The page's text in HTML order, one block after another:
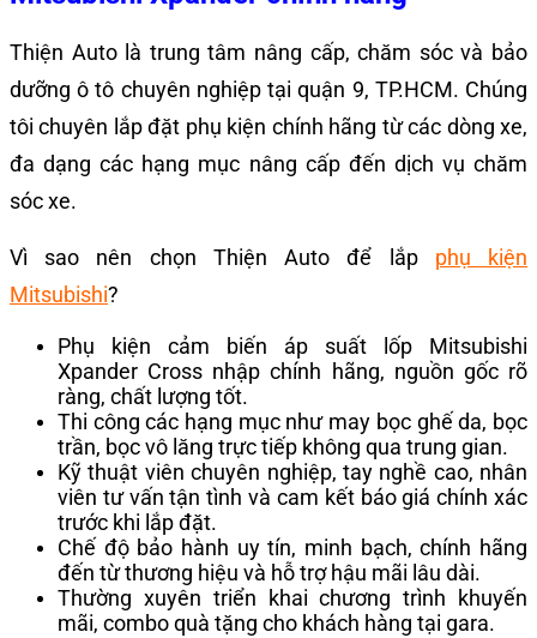
Thiện Auto là trung tâm nâng cấp, chăm sóc và bảo
dưỡng ô tô chuyên nghiệp tại quận 9, TP.HCM. Chúng
tôi chuyên lắp đặt phụ kiện chính hãng từ các dòng xe,
đa dạng các hạng mục nâng cấp đến dịch vụ chăm
sóc xe.
Vì sao nên chọn Thiện Auto để lắp phụ kiện
Mitsubishi?
Phụ kiện cảm biến áp suất lốp Mitsubishi
Xpander Cross nhập chính hãng, nguồn gốc rõ
ràng, chất lượng tốt.
Thi công các hạng mục như may bọc ghế da, bọc
trần, bọc vô lăng trực tiếp không qua trung gian.
Kỹ thuật viên chuyên nghiệp, tay nghề cao, nhân
viên tư vấn tận tình và cam kết báo giá chính xác
trước khi lắp đặt.
Chế độ bảo hành uy tín, minh bạch, chính hãng
đến từ thương hiệu và hỗ trợ hậu mãi lâu dài.
Thường xuyên triển khai chương trình khuyến
mãi, combo quà tặng cho khách hàng tại gara.